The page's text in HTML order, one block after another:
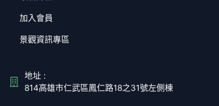
加入會員
景觀資訊專區
地址 :
814高雄市仁武區鳳仁路18之31號左側棟